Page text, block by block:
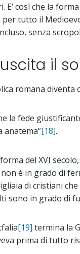
così che la
tutto il
senza
il
romana
la fede
anatema”[18].
del XVI
è in grado di
di cristiani
sono in grado di
[19] termina la
prima di tutto